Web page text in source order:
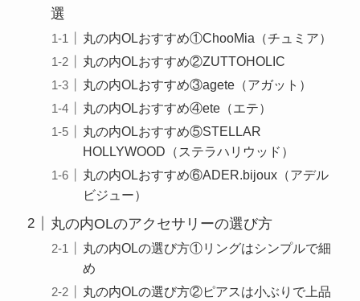
選
丸の内OLおすすめ①ChooMia（チュミア）
丸の内OLおすすめ②ZUTTOHOLIC
丸の内OLおすすめ③agete（アガット）
丸の内OLおすすめ④ete（エテ）
丸の内OLおすすめ⑤STELLAR
HOLLYWOOD（ステラハリウッド）
丸の内OLおすすめ⑥ADER.bijoux（アデル
ビジュー）
丸の内OLのアクセサリーの選び方
丸の内OLの選び方①リングはシンプルで細
め
丸の内OLの選び方②ピアスは小ぶりで上品